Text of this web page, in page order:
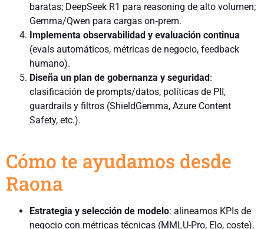
baratas; DeepSeek R1 para reasoning de alto volumen;
Gemma/Qwen para cargas on‑prem.
Implementa observabilidad y evaluación continua
(evals automáticos, métricas de negocio, feedback
humano).
Diseña un plan de gobernanza y seguridad:
clasificación de prompts/datos, políticas de PII,
guardrails y filtros (ShieldGemma, Azure Content
Safety, etc.).
Cómo te ayudamos desde
Raona
Estrategia y selección de modelo: alineamos KPIs de
negocio con métricas técnicas (MMLU-Pro, Elo, coste).